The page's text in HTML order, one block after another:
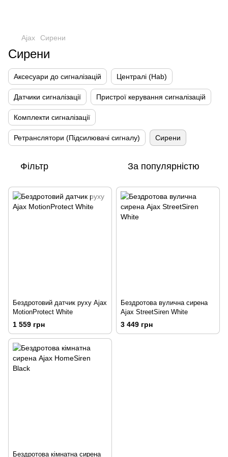
Ajax Сирени
Сирени
Аксесуари до сигналізацій Централі (Hab)
Датчики сигналізації Пристрої керування сигналізацій
Комплекти сигналізації
Ретранслятори (Підсилювачі сигналу) Сирени
Фільтр За популярністю
Бездротовий датчик руху Ajax
MotionProtect White
1 559 грн
Бездротова вулична сирена
Ajax StreetSiren White
3 449 грн
Бездротова кімнатна сирена